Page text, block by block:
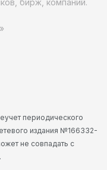
периодического
издания №166332-
не совпадать с